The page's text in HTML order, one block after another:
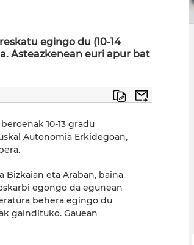
egingo du (10-14
Asteazkenean euri apur bat
10-13 gradu
Autonomia Erkidegoan,
Bizkaian eta Araban, baina
egongo da egunean
behera egingo du
gaindituko. Gauean